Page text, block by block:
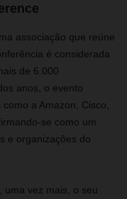
associação que reúne
é considerada
de 6.000
anos, o evento
a Amazon, Cisco,
se como um
e organizações do
uma vez mais, o seu